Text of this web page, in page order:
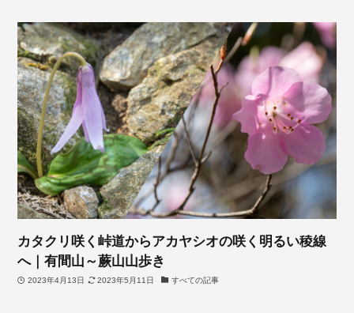
カタクリ咲く峠道からアカヤシオの咲く明るい稜線
へ｜有間山～蕨山山歩き
2023年4月13日 2023年5月11日 すべての記事